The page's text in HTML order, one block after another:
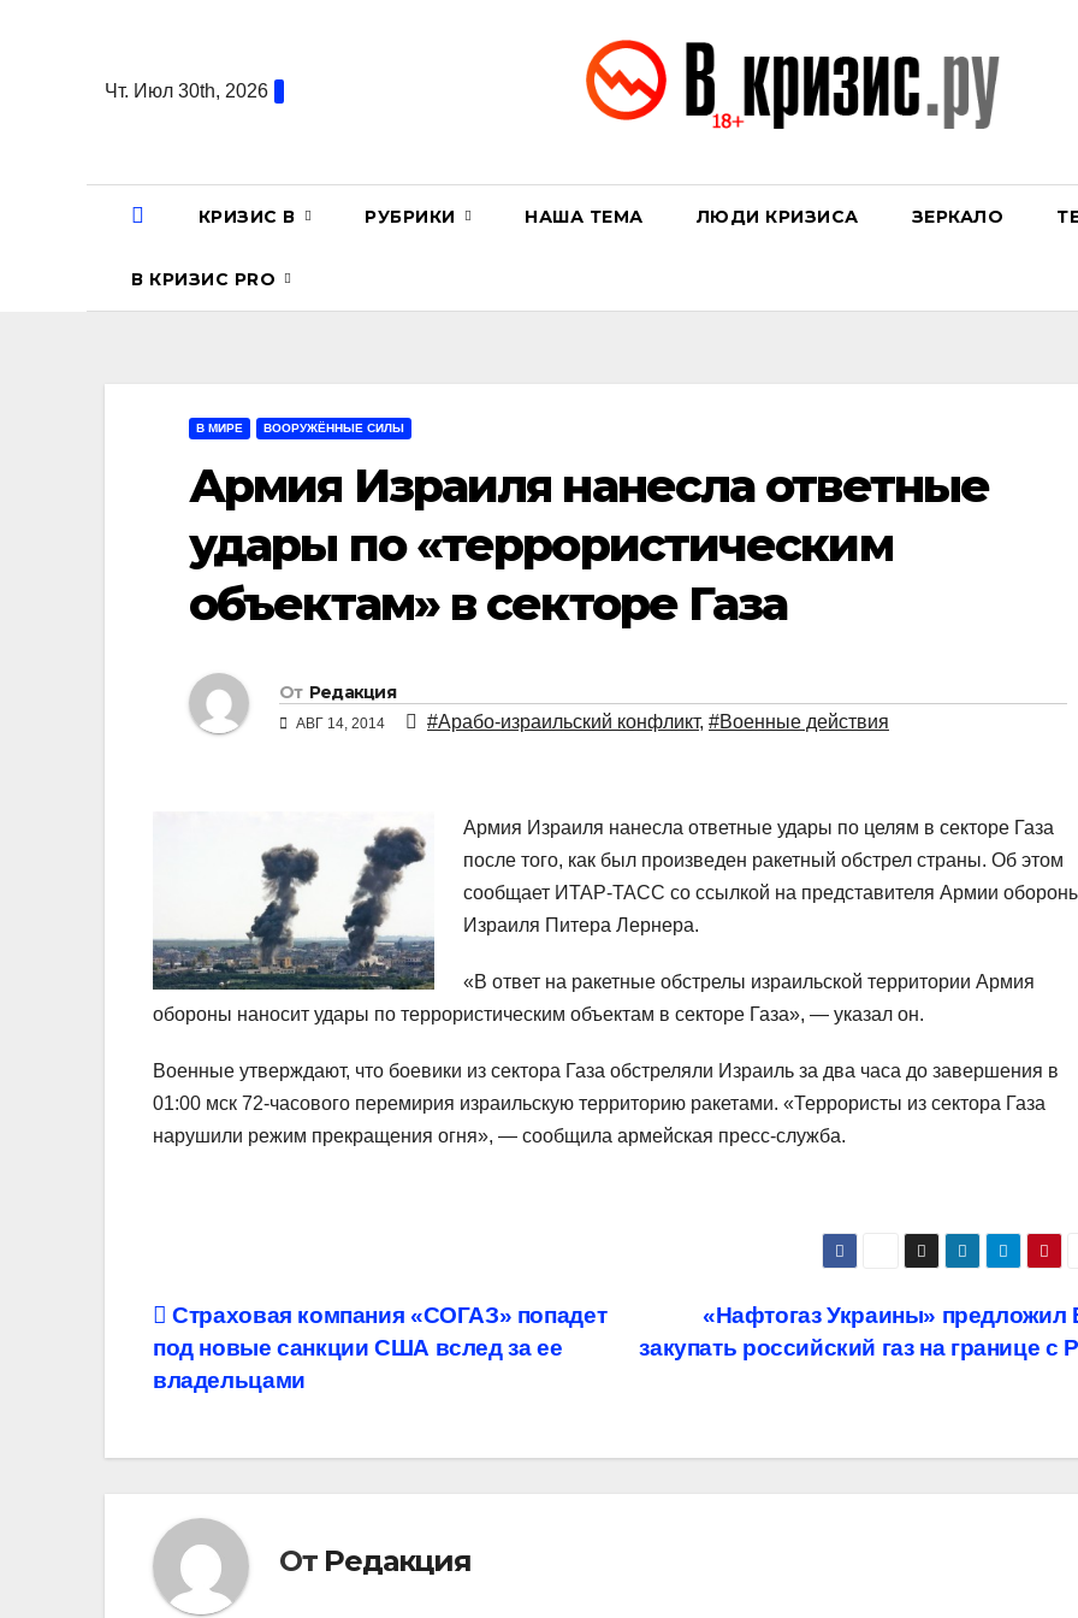
содержаниюЧт. Июл 30th, 2026
КРИЗИС В РУБРИКИ НАША ТЕМА ЛЮДИ КРИЗИСА ЗЕРКАЛО
В КРИЗИС PRO
В МИРЕ ВООРУЖЁННЫЕ СИЛЫ
Армия Израиля нанесла ответные
удары по «террористическим
объектам» в секторе Газа
От Редакция
АВГ 14, 2014 #Арабо-израильский конфликт, #Военные действия
Армия Израиля нанесла ответные удары по целям в секторе Газа
после того, как был произведен ракетный обстрел страны. Об этом
сообщает ИТАР-ТАСС со ссылкой на представителя Армии
Израиля Питера Лернера.
«В ответ на ракетные обстрелы израильской территории Армия
обороны наносит удары по террористическим объектам в секторе Газа», — указал он.
Военные утверждают, что боевики из сектора Газа обстреляли Израиль за два часа до завершения в
01:00 мск 72-часового перемирия израильскую территорию ракетами. «Террористы из сектора Газа
нарушили режим прекращения огня», — сообщила армейская пресс-служба.
Навигация
по
«Нафтогаз Украины» предложил
закупать российский газ на границе с
Страховая компания «СОГАЗ» попадет
под новые санкции США вслед за ее
владельцами
От Редакция